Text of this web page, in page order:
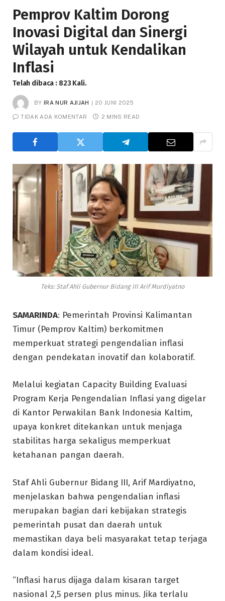
Pemprov Kaltim Dorong
Inovasi Digital dan Sinergi
Wilayah untuk Kendalikan
Inflasi
Telah dibaca : 823 Kali.
BY IRA NUR AJIJAH 20 JUNI 2025
TIDAK ADA KOMENTAR 2 MINS READ
Teks: Staf Ahli Gubernur Bidang III Arif Murdiyatno
SAMARINDA: Pemerintah Provinsi Kalimantan
Timur (Pemprov Kaltim) berkomitmen
memperkuat strategi pengendalian inflasi
dengan pendekatan inovatif dan kolaboratif.
Melalui kegiatan Capacity Building Evaluasi
Program Kerja Pengendalian Inflasi yang digelar
di Kantor Perwakilan Bank Indonesia Kaltim,
upaya konkret ditekankan untuk menjaga
stabilitas harga sekaligus memperkuat
ketahanan pangan daerah.
Staf Ahli Gubernur Bidang III, Arif Mardiyatno,
menjelaskan bahwa pengendalian inflasi
merupakan bagian dari kebijakan strategis
pemerintah pusat dan daerah untuk
memastikan daya beli masyarakat tetap terjaga
dalam kondisi ideal.
“Inflasi harus dijaga dalam kisaran target
nasional 2,5 persen plus minus. Jika terlalu